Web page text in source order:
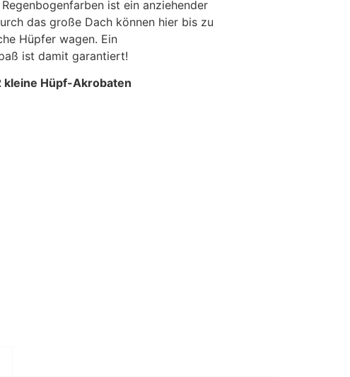
ist ein anziehender
das große Dach können hier bis zu
Hüpfer wagen. Ein
ist damit garantiert!
kleine Hüpf-Akrobaten